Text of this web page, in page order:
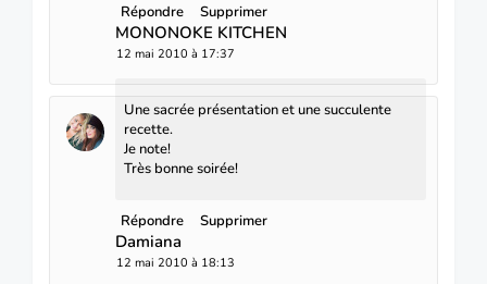
Répondre Supprimer
MONONOKE KITCHEN
12 mai 2010 à 17:37
Une sacrée présentation et une succulente
recette.
Je note!
Très bonne soirée!
Répondre Supprimer
Damiana
12 mai 2010 à 18:13